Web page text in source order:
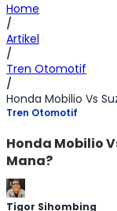
Home
/
Artikel
/
Tren Otomotif
/
Honda Mobilio Vs
Tren Otomotif
Honda Mobilio
Mana?
Tigor Sihombing